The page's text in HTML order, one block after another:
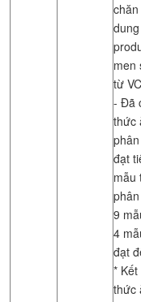
men
từ
- Đã
thức
đạt
mẫu
9
4
đạt
*
thức